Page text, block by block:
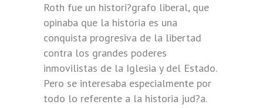
Roth fue un histori?grafo liberal, que
opinaba que la historia es una
conquista progresiva de la libertad
contra los grandes poderes
inmovilistas de la Iglesia y del Estado.
Pero se interesaba especialmente por
todo lo referente a la historia jud?a.